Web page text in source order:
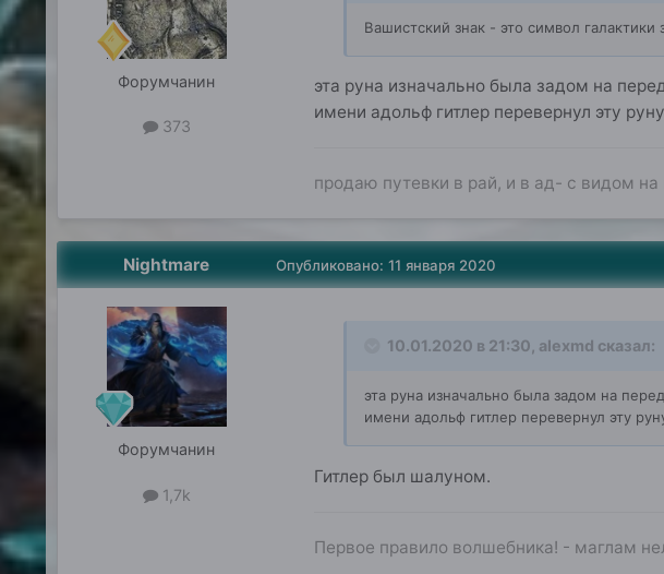
Форумчанин
373
Вашистский знак - это символ
эта руна изначально была задом на
имени адольф гитлер перевернул эту
продаю путевки в рай, и в ад- с видом
Nightmare
Форумчанин
1,7k
Опубликовано: 11 января 2020
10.01.2020 в 21:30, alexmd сказал:
эта руна изначально была задом на
имени адольф гитлер перевернул эту
Гитлер был шалуном.
Первое правило волшебника! - маглам